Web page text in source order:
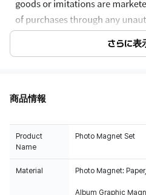
さらに表
商品情報
Product
Name
Photo Magnet Set
Material Photo Magnet:
Album Graphic